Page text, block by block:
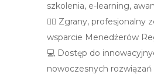
szkolenia, e-learning,
👩‍⚕️ Zgrany, profesjonalny
wsparcie Menedżerów
💻 Dostęp do
nowoczesnych rozwiązań